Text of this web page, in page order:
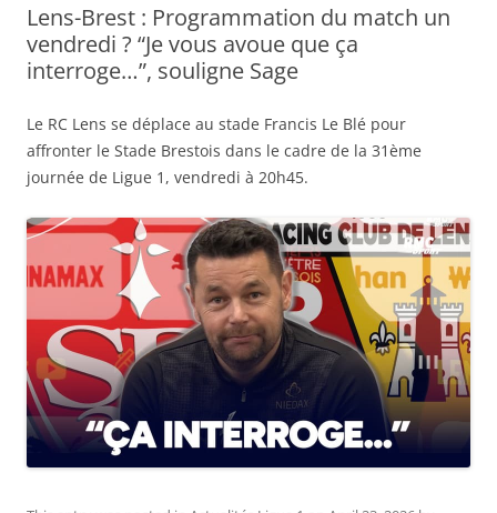
Lens-Brest : Programmation du match un
vendredi ? “Je vous avoue que ça
interroge…”, souligne Sage
Le RC Lens se déplace au stade Francis Le Blé pour
affronter le Stade Brestois dans le cadre de la 31ème
journée de Ligue 1, vendredi à 20h45.